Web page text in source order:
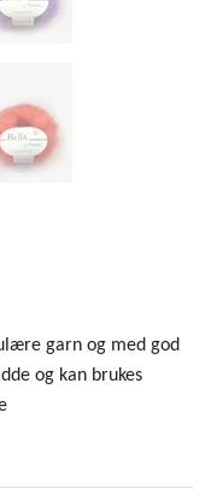
garn og med god
og kan brukes